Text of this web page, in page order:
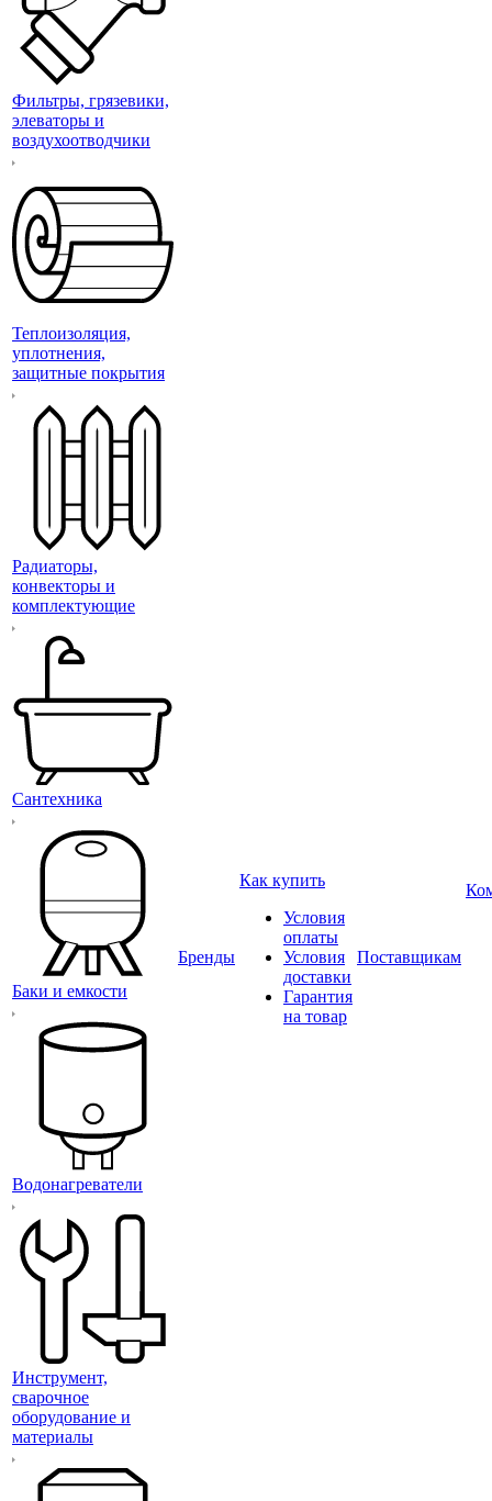
Фильтры, грязевики,
элеваторы и
воздухоотводчики
Теплоизоляция,
уплотнения,
защитные покрытия
Радиаторы,
конвекторы и
комплектующие
Сантехника
Баки и емкости
Водонагреватели
Инструмент,
сварочное
оборудование и
материалы
Бренды
Как купить
Условия
оплаты
Условия
доставки
Гарантия
на товар
Поставщикам